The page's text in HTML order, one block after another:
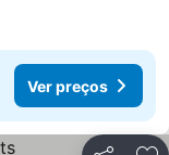
Ver preços